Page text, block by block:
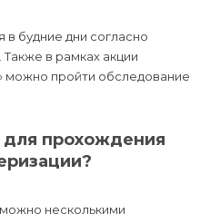
в будние дни согласно
в рамках акции
можно пройти обследование
для прохождения
несколькими